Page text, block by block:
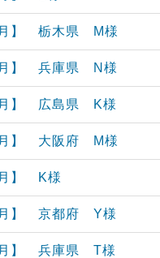
月】 栃木県 M様
月】 兵庫県 N様
月】 広島県 K様
月】 大阪府 M様
月】 K様
月】 京都府 Y様
月】 兵庫県 T様